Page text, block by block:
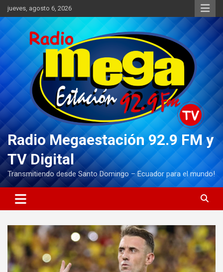
Saltar
al
contenido
jueves, agosto 6, 2026
Radio Megaestación 92.9 FM y
TV Digital
Transmitiendo desde Santo Domingo – Ecuador para el mundo!